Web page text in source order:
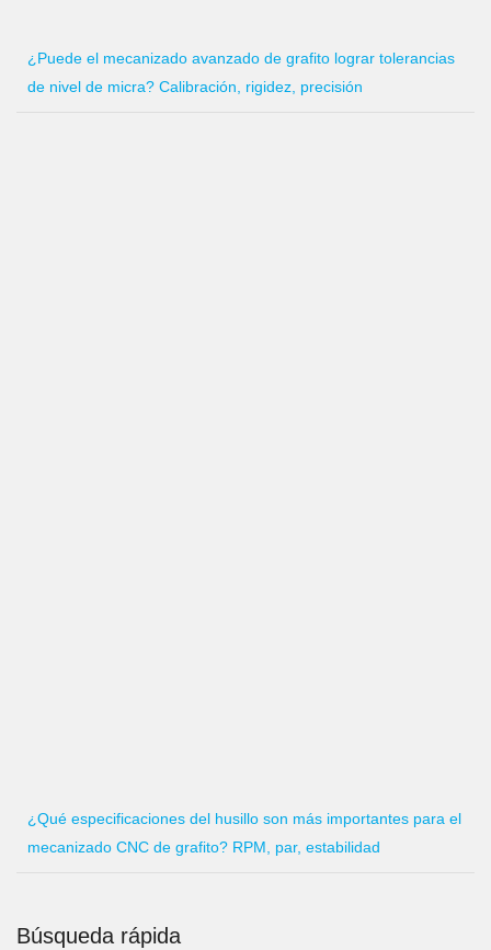
¿Puede el mecanizado avanzado de grafito lograr tolerancias
de nivel de micra? Calibración, rigidez, precisión
¿Qué especificaciones del husillo son más importantes para el
mecanizado CNC de grafito? RPM, par, estabilidad
Búsqueda rápida